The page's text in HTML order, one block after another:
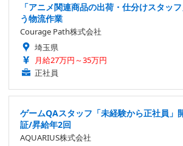
「アニメ関連商品の出荷・仕分けスタッ
う物流作業
Courage Path株式会社
埼玉県
月給27万円～35万円
正社員
ゲームQAスタッフ「未経験から正社員」
証/昇給年2回
AQUARIUS株式会社